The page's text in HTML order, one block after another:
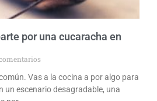
por una cucaracha en
Vas a la cocina a por algo para
un escenario desagradable, una